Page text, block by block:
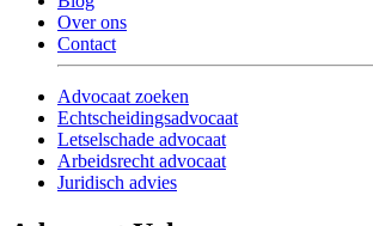
Over ons
Contact
Advocaat zoeken
Echtscheidingsadvocaat
Letselschade advocaat
Arbeidsrecht advocaat
Juridisch advies